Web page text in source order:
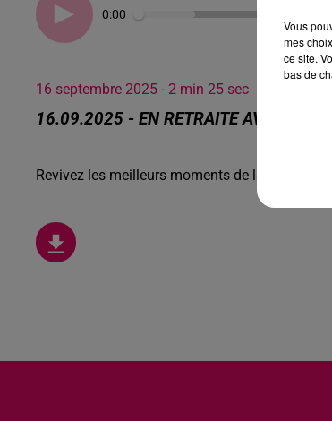
0:00
16 septembre 2025 - 2 min 25 sec
16.09.2025 - EN RETRAITE AVEC HENRI
Revivez les meilleurs moments de la Ligne des
Vous
mes
ce site.
bas de